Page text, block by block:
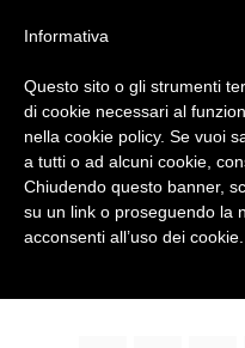
bimbi e viaggi - family
Informativa
Questo sito o gli strumenti
di cookie necessari al
nella cookie policy. Se vuoi
a tutti o ad alcuni cookie,
Chiudendo questo banner,
su un link o proseguendo la
acconsenti all’uso dei cookie.